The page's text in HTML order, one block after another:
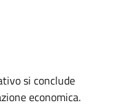
si conclude
economica.